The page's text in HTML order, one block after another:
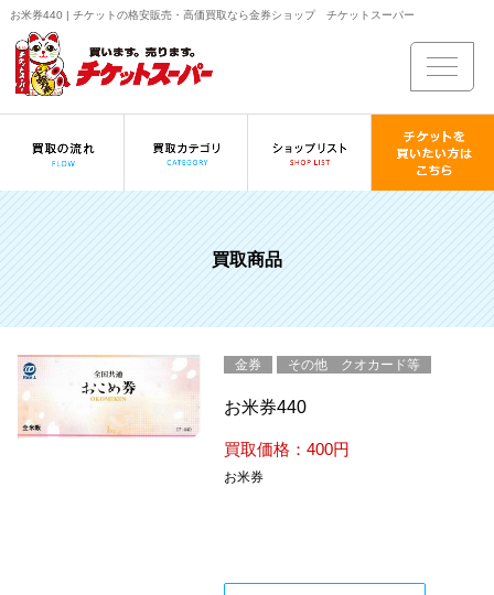
お米券440 | チケットの格安販売・高価買取なら金券ショップ チケットスーパー
買取商品
金券 その他 クオカード等
お米券440
買取価格：400円
お米券